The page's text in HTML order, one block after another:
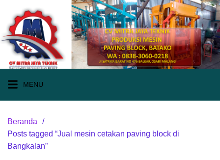
konten
MENU
Beranda
Posts tagged “Jual mesin cetakan paving block di
Bangkalan”